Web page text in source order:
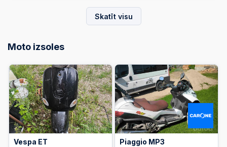
Skatīt visu
Moto izsoles
Vespa ET Piaggio MP3